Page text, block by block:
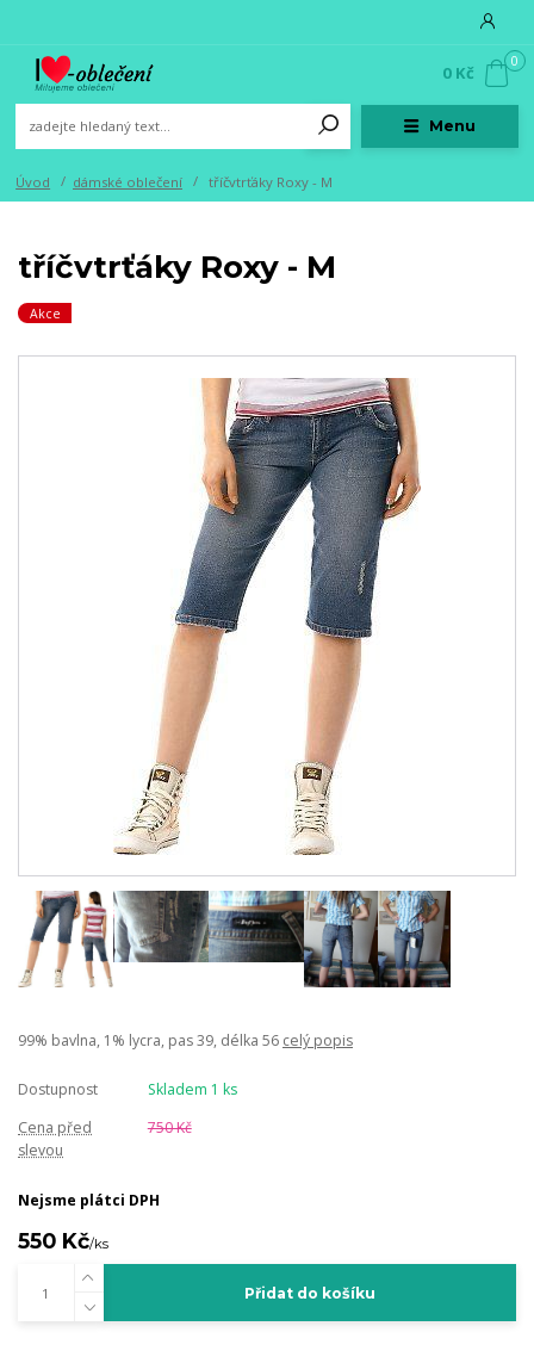
Menu
0
0 Kč
Úvod dámské oblečení tříčvtrťáky Roxy - M
tříčvtrťáky Roxy - M
Akce
99% bavlna, 1% lycra, pas 39, délka 56 celý popis
Dostupnost
Skladem 1 ks
Cena před
slevou
750 Kč
Nejsme plátci DPH
550 Kč/ks
Přidat do košíku